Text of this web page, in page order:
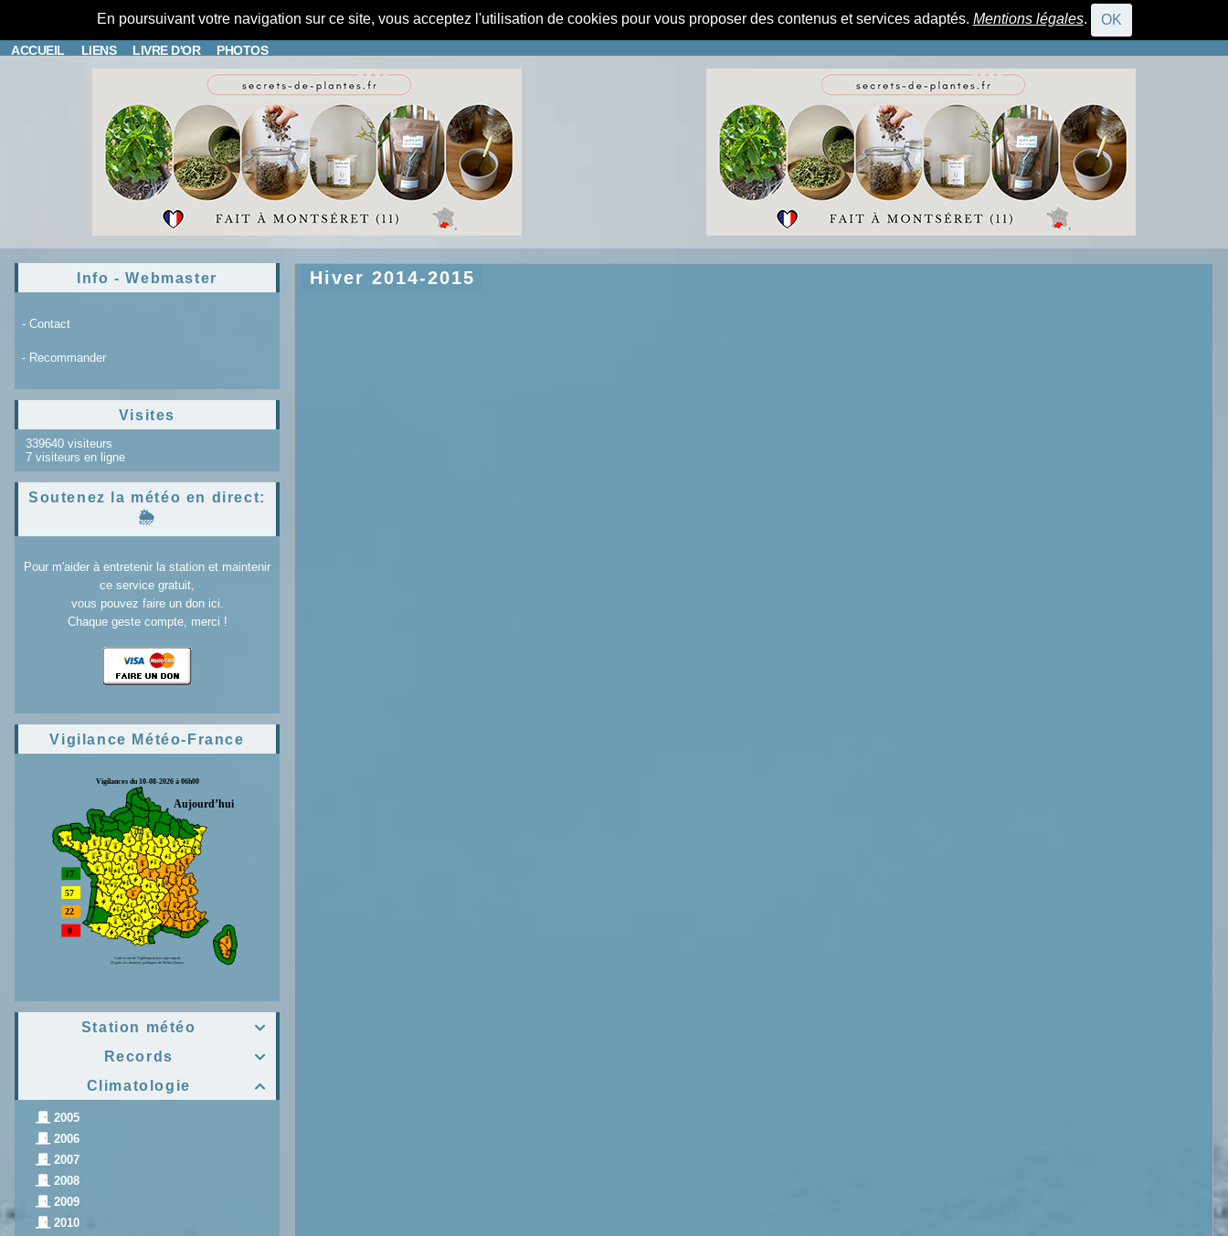
En poursuivant votre navigation sur ce site, vous acceptez l'utilisation de cookies pour vous proposer des contenus et services adaptés. Mentions légales. OK
ACCUEIL
CONNEXION
LIENS LIVRE D'OR PHOTOS
Info - Webmaster
- Contact
- Recommander
Visites
339640 visiteurs
7 visiteurs en ligne
Soutenez la météo en direct:
🌦️
Pour m'aider à entretenir la station et maintenir
ce service gratuit,
vous pouvez faire un don ici.
Chaque geste compte, merci !
Vigilance Météo-France

Station météo

Records

Climatologie
2005
2006
2007
2008
2009
2010
Hiver 2014-2015